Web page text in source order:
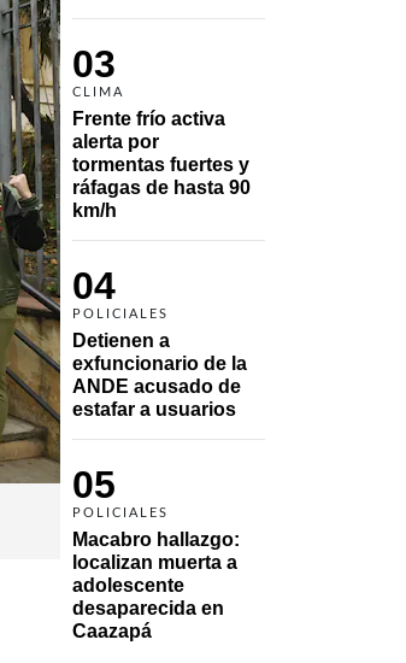
03
CLIMA
Frente frío activa
alerta por
tormentas fuertes y
ráfagas de hasta 90
km/h
04
POLICIALES
Detienen a
exfuncionario de la
ANDE acusado de
estafar a usuarios
05
POLICIALES
Macabro hallazgo:
localizan muerta a
adolescente
desaparecida en
Caazapá